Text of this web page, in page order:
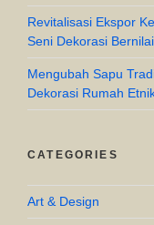
Revitalisasi Ekspor
Seni Dekorasi
Mengubah Sapu
Dekorasi Rumah
CATEGORIES
Art & Design